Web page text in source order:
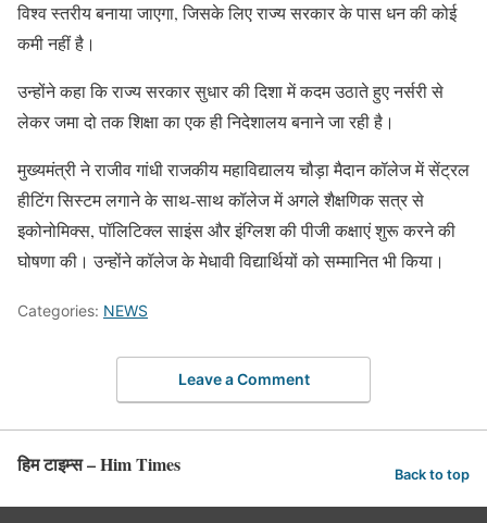
विश्व स्तरीय बनाया जाएगा, जिसके लिए राज्य सरकार के पास धन की कोई
कमी नहीं है।
उन्होंने कहा कि राज्य सरकार सुधार की दिशा में कदम उठाते हुए नर्सरी से
लेकर जमा दो तक शिक्षा का एक ही निदेशालय बनाने जा रही है।
मुख्यमंत्री ने राजीव गांधी राजकीय महाविद्यालय चौड़ा मैदान कॉलेज में सेंट्रल
हीटिंग सिस्टम लगाने के साथ-साथ कॉलेज में अगले शैक्षणिक सत्र से
इकोनोमिक्स, पॉलिटिक्ल साइंस और इंग्लिश की पीजी कक्षाएं शुरू करने की
घोषणा की। उन्होंने कॉलेज के मेधावी विद्यार्थियों को सम्मानित भी किया।
Categories: NEWS
Leave a Comment
हिम टाइम्स – Him Times Back to top